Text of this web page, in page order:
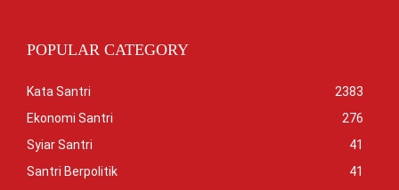
POPULAR CATEGORY
Kata Santri
2383
Ekonomi Santri
276
Syiar Santri
41
Santri Berpolitik
41